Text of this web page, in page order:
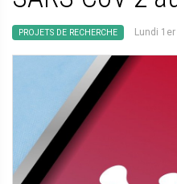
PROJETS DE RECHERCHE Lundi